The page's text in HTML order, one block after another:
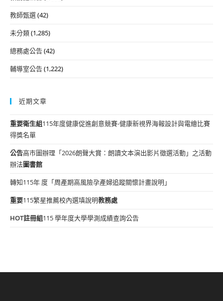
教師甄選(42)
未分類(1,285)
總務處公告(42)
輔導室公告(1,222)
近期文章
重要衛生組115年度健康促進創意競賽-健康新視界海報設計與電繪比賽
得獎名單
公告高市圖辦理「2026朗聲大賞：朗讀文本演出影片徵選活動」之活動
辦法圖書館
轉知115年 度「周產期高風險孕產婦追蹤關懷計畫說明」
重要115繁星推薦校內選填說明教務處
HOT註冊組115 學年度大學學測成績查詢公告